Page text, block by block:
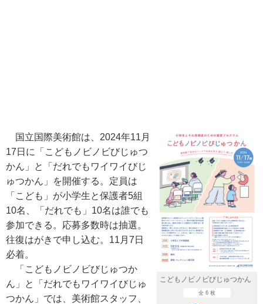
こどもノビノビびじゅつかん
全 6 枚
国立国際美術館は、2024年11月
17日に「こどもノビノビびじゅつ
かん」と「だれでもワイワイびじ
ゅつかん」を開催する。定員は
「こども」が小学生と保護者5組
10名、「だれでも」10名は誰でも
参加できる。応募多数時は抽選。
往復はがきで申し込む。11月7日
必着。
「こどもノビノビびじゅつか
ん」と「だれでもワイワイびじゅ
つかん」では、美術館スタッフ、